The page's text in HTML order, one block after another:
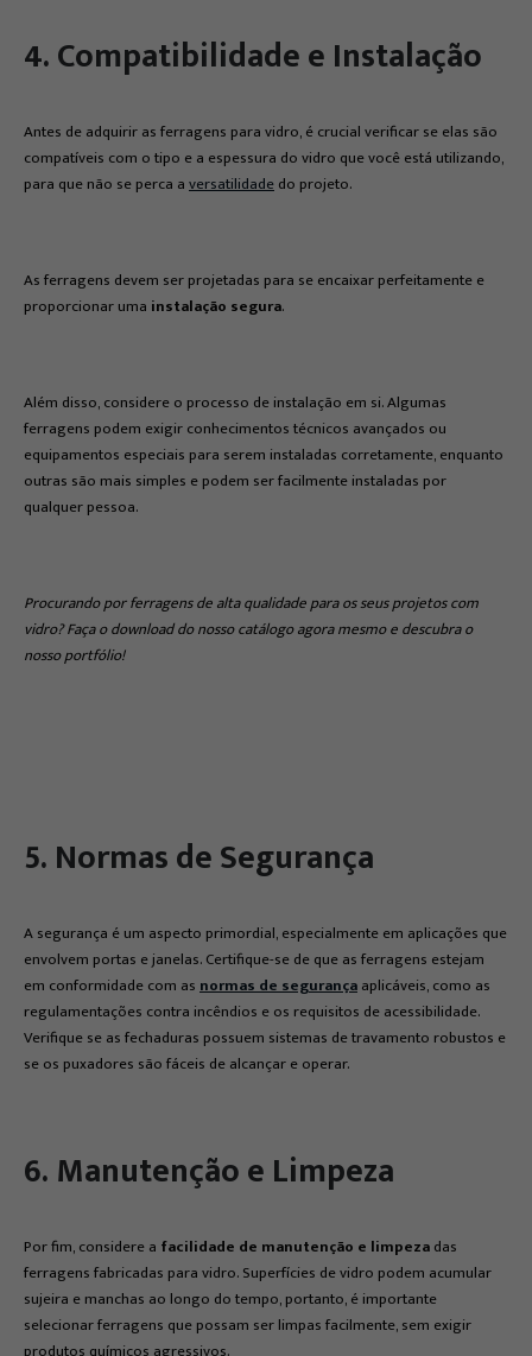
4. Compatibilidade e Instalação
Antes de adquirir as ferragens para vidro, é crucial verificar se elas são
compatíveis com o tipo e a espessura do vidro que você está utilizando,
para que não se perca aversatilidadedo projeto.
As ferragens devem ser projetadas para se encaixar perfeitamente e
proporcionar uma instalação segura.
Além disso, considere o processo de instalação em si. Algumas
ferragens podem exigir conhecimentos técnicos avançados ou
equipamentos especiais para serem instaladas corretamente, enquanto
outras são mais simples e podem ser facilmente instaladas por
qualquer pessoa.
Procurando por ferragens de alta qualidade para os seus projetos com
vidro? Faça o download do nosso catálogo agora mesmo e descubra o
nosso portfólio!
5. Normas de Segurança
A segurança é um aspecto primordial, especialmente em aplicações que
envolvem portas e janelas. Certifique-se de que as ferragens estejam
em conformidade com asnormas de segurançaaplicáveis, como as
regulamentações contra incêndios e os requisitos de acessibilidade.
Verifique se as fechaduras possuem sistemas de travamento robustos e
se os puxadores são fáceis de alcançar e operar.
6. Manutenção e Limpeza
Por fim, considere a facilidade de manutenção e limpezadas
ferragens fabricadas para vidro. Superfícies de vidro podem acumular
sujeira e manchas ao longo do tempo, portanto, é importante
selecionar ferragens que possam ser limpas facilmente, sem exigir
produtos químicos agressivos.